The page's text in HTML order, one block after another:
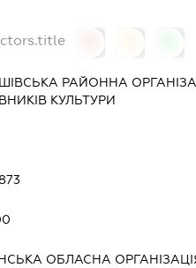
РАЙОННА
КУЛЬТУРИ
ОБЛАСНА